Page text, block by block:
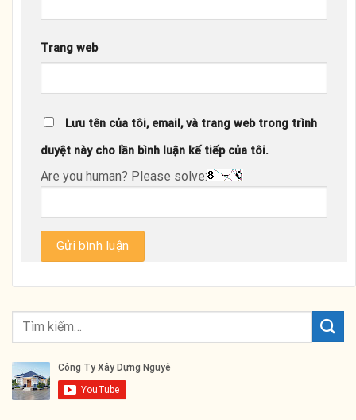
Trang web
Lưu tên của tôi, email, và trang web trong trình
duyệt này cho lần bình luận kế tiếp của tôi.
Are you human? Please solve: